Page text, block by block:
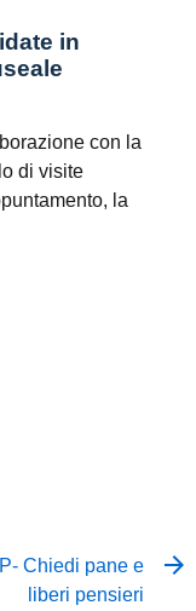
in
con la
di visite
la
Chiedi pane e
liberi pensieri